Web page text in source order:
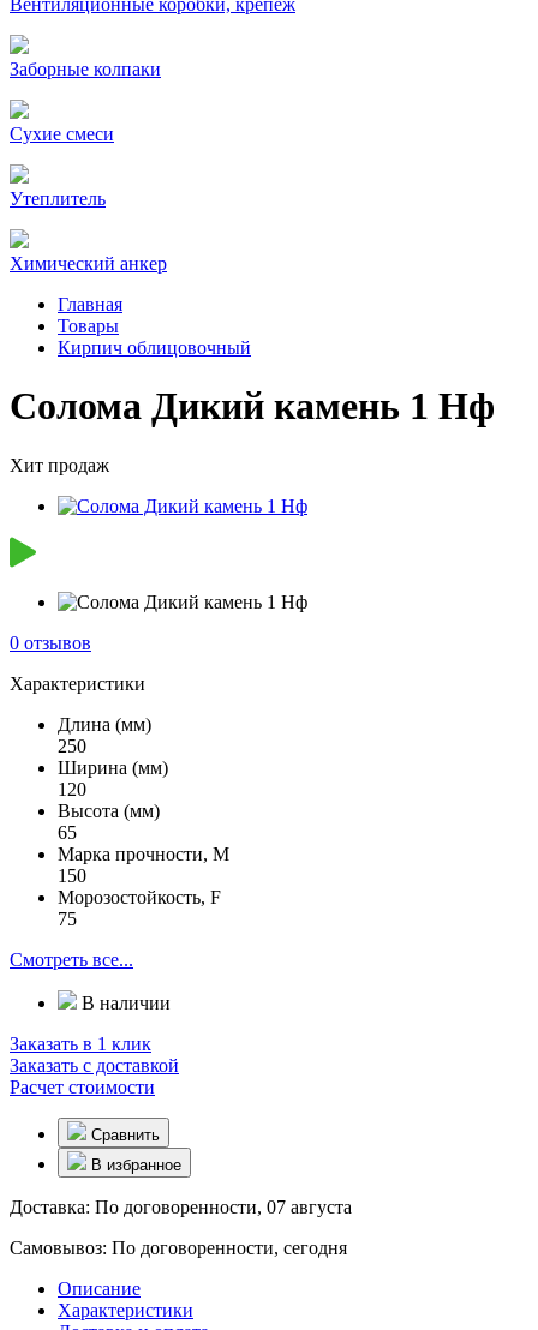
Вентиляционные коробки, крепеж
Заборные колпаки
Сухие смеси
Утеплитель
Химический анкер
Главная
Товары
Кирпич облицовочный
Солома Дикий камень 1 Нф
Хит продаж
0 отзывов
Характеристики
Длина (мм)
250
Ширина (мм)
120
Высота (мм)
65
Марка прочности, М
150
Морозостойкость, F
75
Смотреть все...
В наличии
Заказать в 1 клик
Заказать с доставкой
Расчет стоимости
Сравнить
В избранное
Доставка: По договоренности, 07 августа
Самовывоз: По договоренности, сегодня
Описание
Характеристики